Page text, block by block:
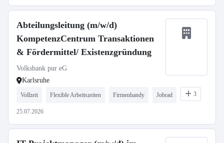
Abteilungsleitung (m/w/d)
KompetenzCentrum Transaktionen
& Fördermittel/ Existenzgründung
Volksbank pur eG
Karlsruhe
Vollzeit Flexible Arbeitszeiten Firmenhandy Jobrad 3
25.07.2026